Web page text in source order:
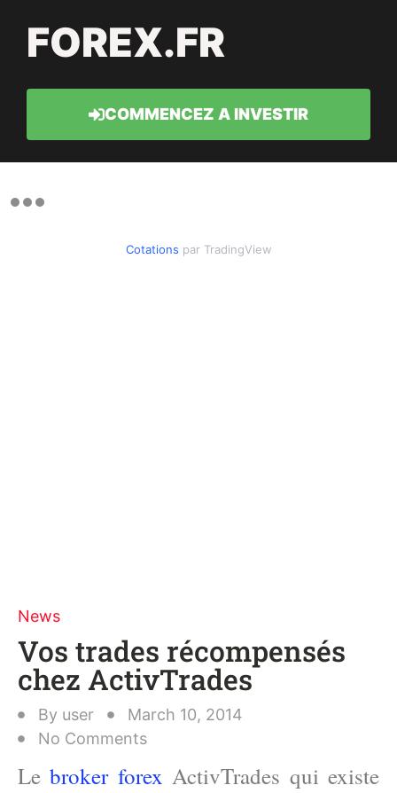
FOREX.FR
COMMENCEZ A INVESTIR
Cotations par TradingView
News
Vos trades récompensés
chez ActivTrades
By user
March 10, 2014
No Comments
Lebroker forex ActivTrades qui existe